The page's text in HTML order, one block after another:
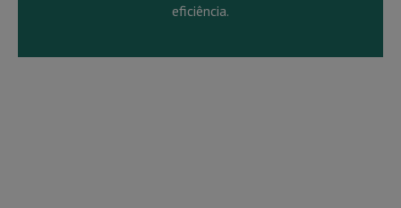
eficiência.